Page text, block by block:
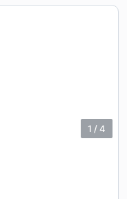
1 /4